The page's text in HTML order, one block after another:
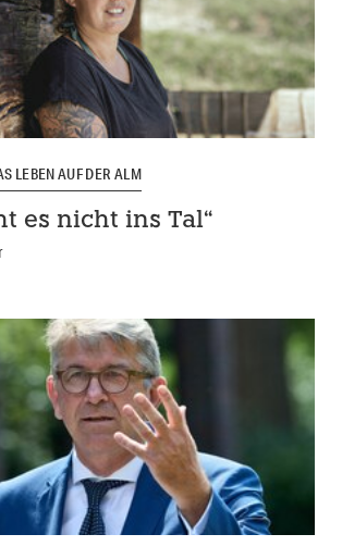
LEBEN AUF DER ALM
es nicht ins Tal“